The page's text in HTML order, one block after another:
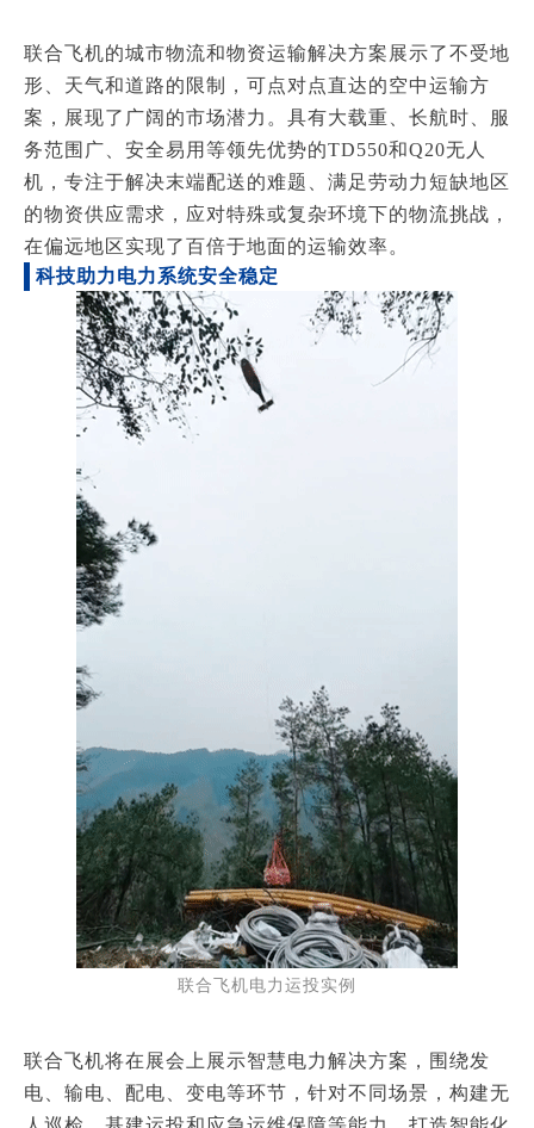
联合飞机的城市物流和物资运输解决方案展示了不受地
形、天气和道路的限制，可点对点直达的空中运输方
案，展现了广阔的市场潜力。 具有大载重、长航时、服
务范围广、安全易用等领先优势的TD550和Q20无人
机，专注于解决末端配送的难题、满足劳动力短缺地区
的物资供应需求，应对特殊或复杂环境下的物流挑战，
在偏远地区实现了百倍于地面的运输效率。
科技助力电力系统安全稳定
联合飞机电力运投实例
联合飞机将在展会上展示智慧电力解决方案，围绕发
电、输电、配电、变电等环节，针对不同场景，构建无